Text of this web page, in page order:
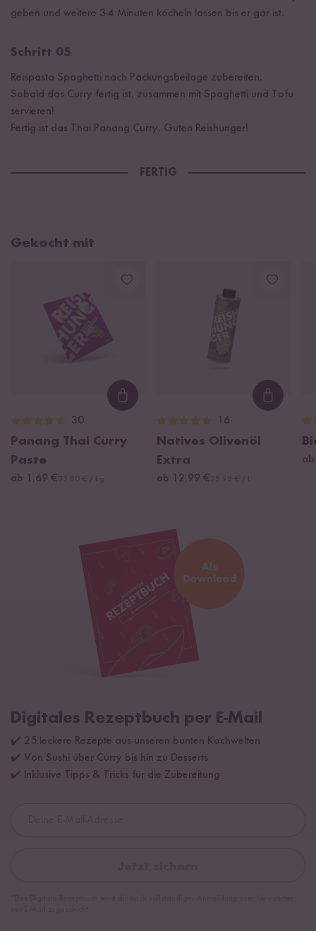
geben und weitere 3-4 Minuten köcheln lassen bis er gar ist.
Schritt 05
Reispasta Spaghetti nach Packungsbeilage zubereiten.
Sobald das Curry fertig ist, zusammen mit Spaghetti und Tofu
servieren!
Fertig ist das Thai Panang Curry. Guten Reishunger!
FERTIG
Gekocht mit
Loading...
30
Panang Thai Curry
Paste
ab 1,69 €
16
Natives Olivenöl
Extra
ab 12,99 €
Digitales Rezeptbuch per E-Mail
✔️ 25 leckere Rezepte aus unseren bunten Kochwelten
✔️ Von Sushi über Curry bis hin zu Desserts
✔️ Inklusive Tipps & Tricks für die Zubereitung